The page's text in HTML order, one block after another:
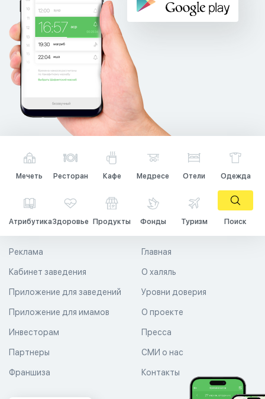
Мечеть Ресторан Кафе Медресе Отели Одежда
АтрибутикаЗдоровье Продукты Фонды Туризм Поиск
Главная
О халяль
Уровни доверия
Реклама
Кабинет заведения
Приложение для заведений
Приложение для имамов О проекте
Пресса
СМИ о нас
Контакты
Инвесторам
Партнеры
Франшиза